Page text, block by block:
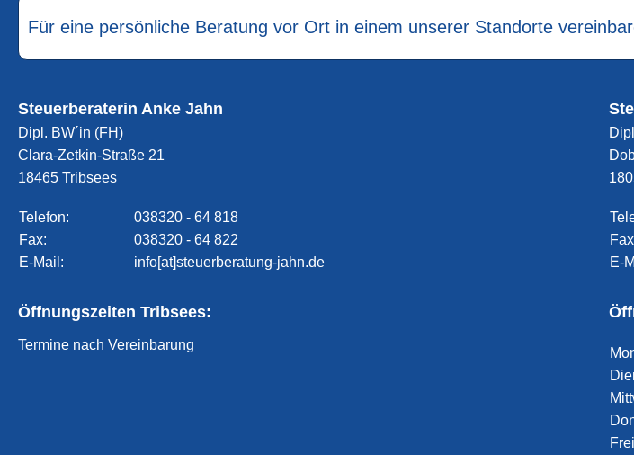
Für eine persönliche Beratung vor Ort in einem unserer Standorte
Steuerberaterin Anke Jahn
Dipl. BW´in (FH)
Clara-Zetkin-Straße 21
18465 Tribsees
Telefon:
Fax:
E-Mail:
038320 - 64 818
038320 - 64 822
info[at]steuerberatung-jahn.de
Öffnungszeiten Tribsees:
Termine nach Vereinbarung
E-